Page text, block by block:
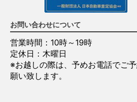
お問い合わせについて
営業時間：10時～19時
定休日：木曜日
※お越しの際は、予めお電話でご
願い致します。